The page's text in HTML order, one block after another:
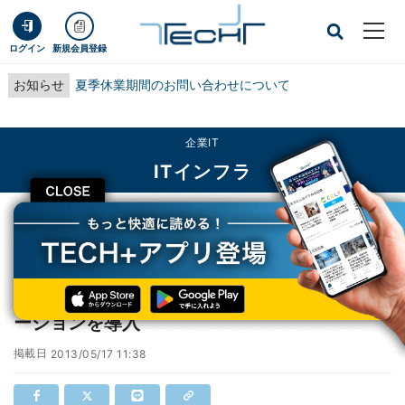
ログイン 新規会員登録
お知らせ 夏季休業期間のお問い合わせについて
CLOSE
企業IT
ITインフラ
TECH+ 企業IT
ITインフラ
沖縄国保連合会がマイクロソフトのBIソリューションを導入
沖縄国保連合会がマイクロソフトのBIソリュ
ーションを導入
掲載日 2013/05/17 11:38